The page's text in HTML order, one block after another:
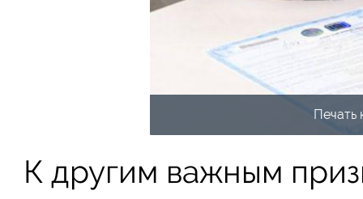
Печать
К другим важным